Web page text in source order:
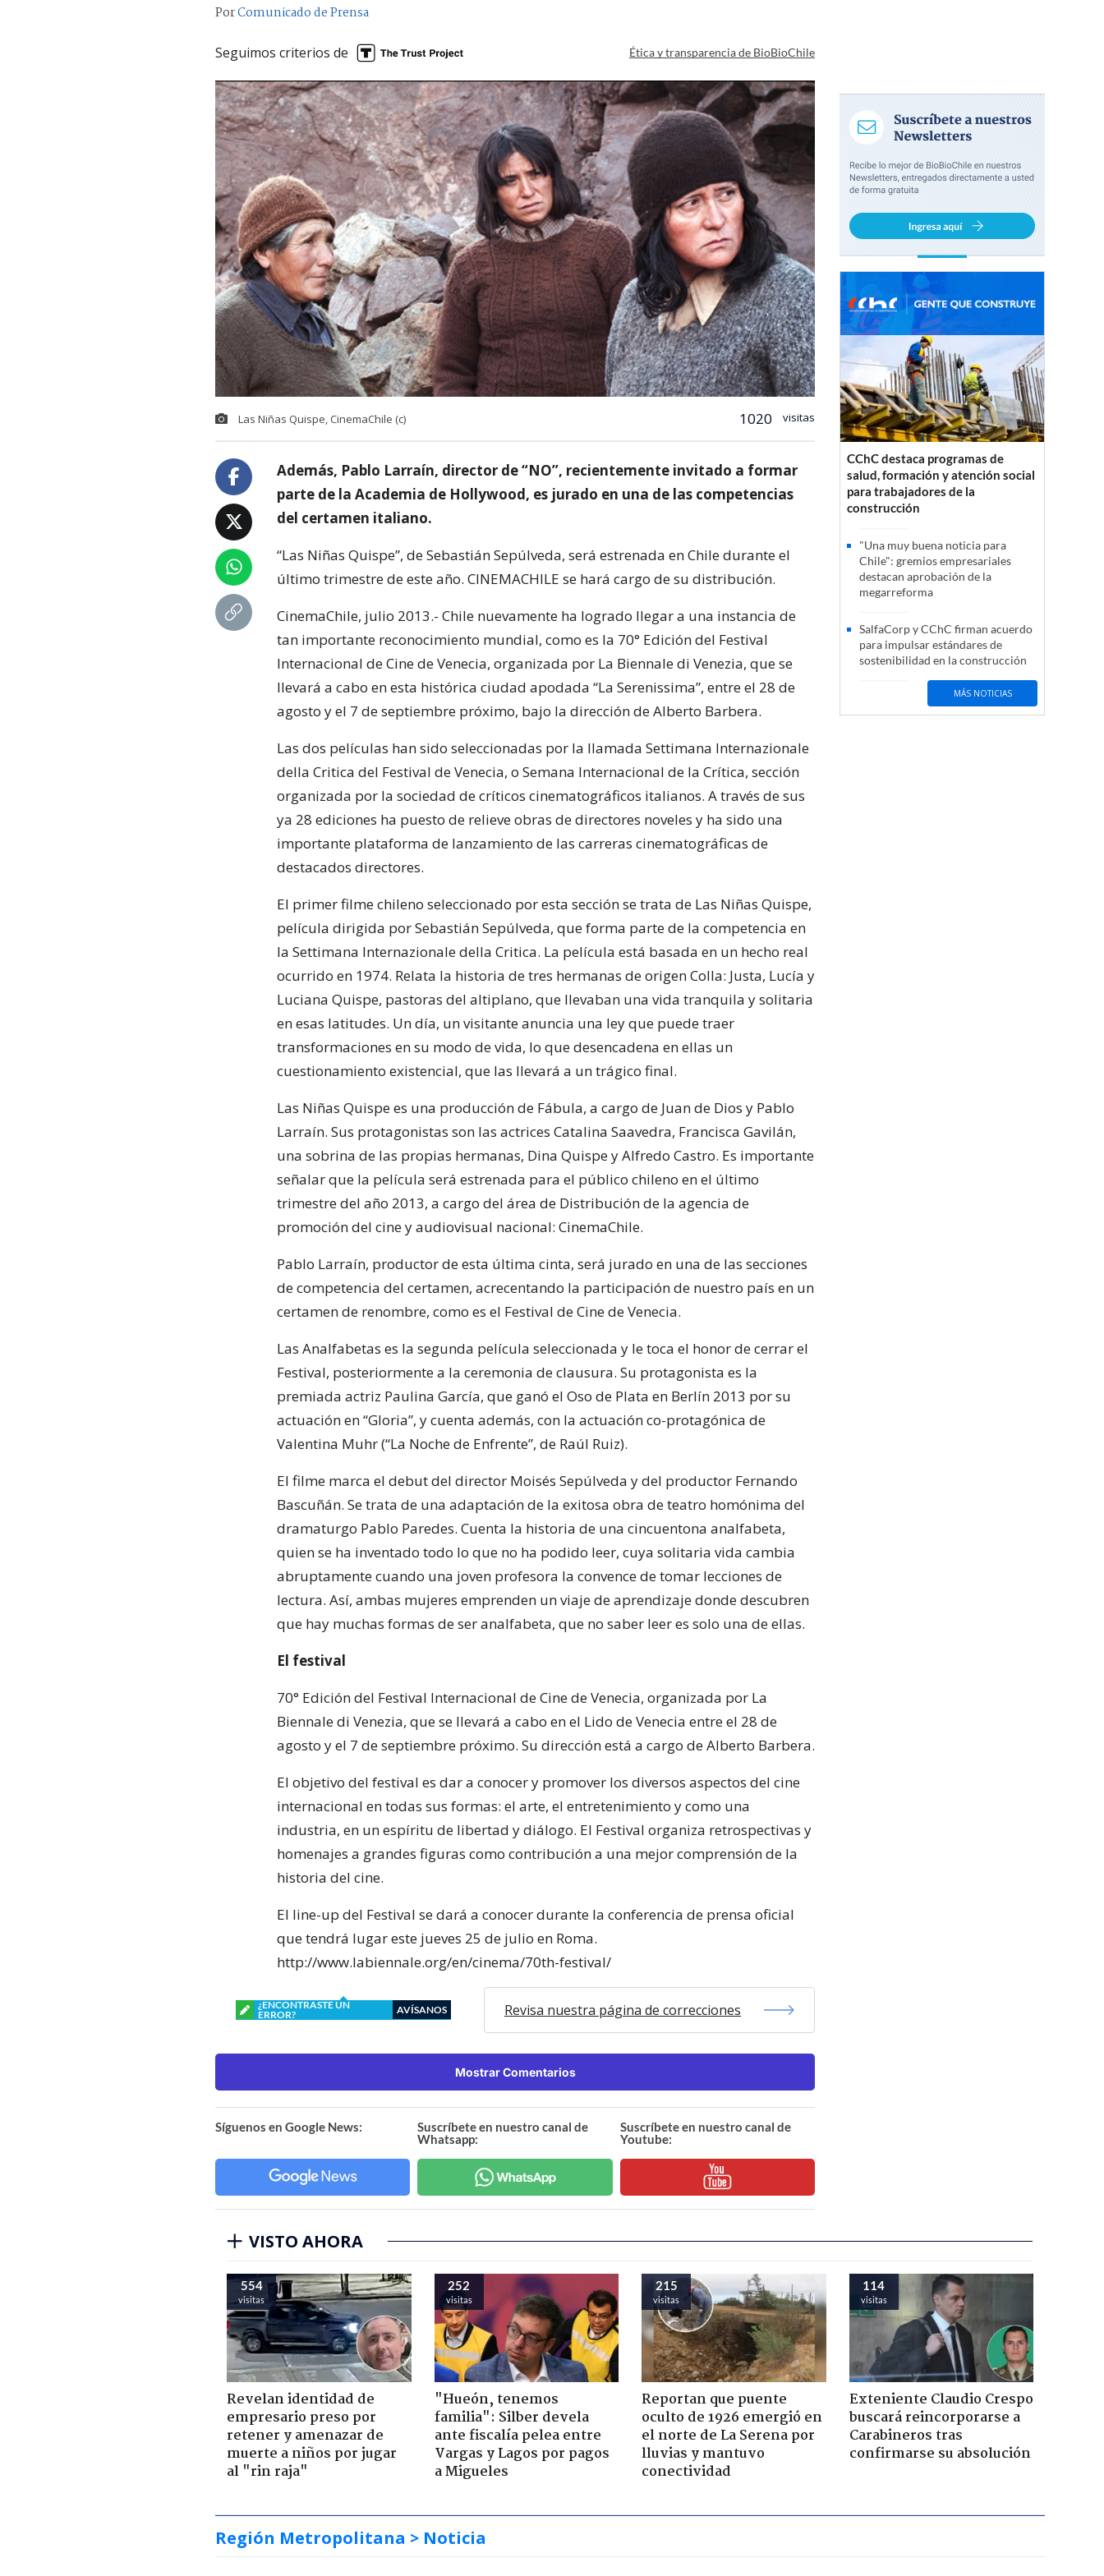
PorComunicado de Prensa
Seguimos criterios de Ética y transparencia de BioBioChile
Las Niñas Quispe, CinemaChile (c) 1020 visitas
Además, Pablo Larraín, director de “NO”, recientemente invitado a formar
parte de la Academia de Hollywood, es jurado en una de las competencias
del certamen italiano.
“Las Niñas Quispe”, de Sebastián Sepúlveda, será estrenada en Chile durante el
último trimestre de este año. CINEMACHILE se hará cargo de su distribución.
CinemaChile, julio 2013.- Chile nuevamente ha logrado llegar a una instancia de
tan importante reconocimiento mundial, como es la 70° Edición del Festival
Internacional de Cine de Venecia, organizada por La Biennale di Venezia, que se
llevará a cabo en esta histórica ciudad apodada “La Serenissima”, entre el 28 de
agosto y el 7 de septiembre próximo, bajo la dirección de Alberto Barbera.
Las dos películas han sido seleccionadas por la llamada Settimana Internazionale
della Critica del Festival de Venecia, o Semana Internacional de la Crítica, sección
organizada por la sociedad de críticos cinematográficos italianos. A través de sus
ya 28 ediciones ha puesto de relieve obras de directores noveles y ha sido una
importante plataforma de lanzamiento de las carreras cinematográficas de
destacados directores.
El primer filme chileno seleccionado por esta sección se trata de Las Niñas Quispe,
película dirigida por Sebastián Sepúlveda, que forma parte de la competencia en
la Settimana Internazionale della Critica. La película está basada en un hecho real
ocurrido en 1974. Relata la historia de tres hermanas de origen Colla: Justa, Lucía y
Luciana Quispe, pastoras del altiplano, que llevaban una vida tranquila y solitaria
en esas latitudes. Un día, un visitante anuncia una ley que puede traer
transformaciones en su modo de vida, lo que desencadena en ellas un
cuestionamiento existencial, que las llevará a un trágico final.
Las Niñas Quispe es una producción de Fábula, a cargo de Juan de Dios y Pablo
Larraín. Sus protagonistas son las actrices Catalina Saavedra, Francisca Gavilán,
una sobrina de las propias hermanas, Dina Quispe y Alfredo Castro. Es importante
señalar que la película será estrenada para el público chileno en el último
trimestre del año 2013, a cargo del área de Distribución de la agencia de
promoción del cine y audiovisual nacional: CinemaChile.
Pablo Larraín, productor de esta última cinta, será jurado en una de las secciones
de competencia del certamen, acrecentando la participación de nuestro país en un
certamen de renombre, como es el Festival de Cine de Venecia.
Las Analfabetas es la segunda película seleccionada y le toca el honor de cerrar el
Festival, posteriormente a la ceremonia de clausura. Su protagonista es la
premiada actriz Paulina García, que ganó el Oso de Plata en Berlín 2013 por su
actuación en “Gloria”, y cuenta además, con la actuación co-protagónica de
Valentina Muhr (“La Noche de Enfrente”, de Raúl Ruiz).
El filme marca el debut del director Moisés Sepúlveda y del productor Fernando
Bascuñán. Se trata de una adaptación de la exitosa obra de teatro homónima del
dramaturgo Pablo Paredes. Cuenta la historia de una cincuentona analfabeta,
quien se ha inventado todo lo que no ha podido leer, cuya solitaria vida cambia
abruptamente cuando una joven profesora la convence de tomar lecciones de
lectura. Así, ambas mujeres emprenden un viaje de aprendizaje donde descubren
que hay muchas formas de ser analfabeta, que no saber leer es solo una de ellas.
El festival
70° Edición del Festival Internacional de Cine de Venecia, organizada por La
Biennale di Venezia, que se llevará a cabo en el Lido de Venecia entre el 28 de
agosto y el 7 de septiembre próximo. Su dirección está a cargo de Alberto Barbera.
El objetivo del festival es dar a conocer y promover los diversos aspectos del cine
internacional en todas sus formas: el arte, el entretenimiento y como una
industria, en un espíritu de libertad y diálogo. El Festival organiza retrospectivas y
homenajes a grandes figuras como contribución a una mejor comprensión de la
historia del cine.
El line-up del Festival se dará a conocer durante la conferencia de prensa oficial
que tendrá lugar este jueves 25 de julio en Roma.
http://www.labiennale.org/en/cinema/70th-festival/
¿ENCONTRASTE UN
ERROR?
AVÍSANOS Revisa nuestra página de correcciones
Mostrar Comentarios
Síguenos en Google News:
Suscríbete en nuestro canal de
Whatsapp:
Suscríbete en nuestro canal de
Youtube:
CChC destaca programas de
salud, formación y atención social
para trabajadores de la
construcción
"Una muy buena noticia para
Chile": gremios empresariales
destacan aprobación de la
megarreforma
SalfaCorp y CChC firman acuerdo
para impulsar estándares de
sostenibilidad en la construcción
MÁS NOTICIAS
VISTO AHORA
554
visitas
Revelan identidad de
empresario preso por
retener y amenazar de
muerte a niños por jugar
al "rin raja"
252
visitas
"Hueón, tenemos
familia": Silber devela
ante fiscalía pelea entre
Vargas y Lagos por pagos
a Migueles
215
visitas
Reportan que puente
oculto de 1926 emergió en
el norte de La Serena por
lluvias y mantuvo
conectividad
114
visitas
Exteniente Claudio Crespo
buscará reincorporarse a
Carabineros tras
confirmarse su absolución
Región Metropolitana > Noticia